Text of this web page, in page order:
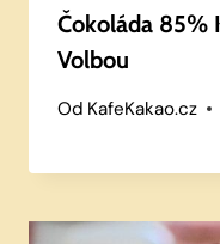
Čokoláda 85%
Volbou
Od KafeKakao.cz